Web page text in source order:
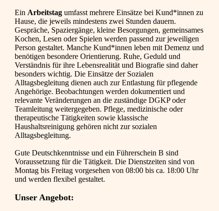
Ein Arbeitstag umfasst mehrere Einsätze bei Kund*innen zu
Hause, die jeweils mindestens zwei Stunden dauern.
Gespräche, Spaziergänge, kleine Besorgungen, gemeinsames
Kochen, Lesen oder Spielen werden passend zur jeweiligen
Person gestaltet. Manche Kund*innen leben mit Demenz und
benötigen besondere Orientierung. Ruhe, Geduld und
Verständnis für ihre Lebensrealität und Biografie sind daher
besonders wichtig. Die Einsätze der Sozialen
Alltagsbegleitung dienen auch zur Entlastung für pflegende
Angehörige. Beobachtungen werden dokumentiert und
relevante Veränderungen an die zuständige DGKP oder
Teamleitung weitergegeben. Pflege, medizinische oder
therapeutische Tätigkeiten sowie klassische
Haushaltsreinigung gehören nicht zur sozialen
Alltagsbegleitung.
Gute Deutschkenntnisse und ein Führerschein B sind
Voraussetzung für die Tätigkeit. Die Dienstzeiten sind von
Montag bis Freitag vorgesehen von 08:00 bis ca. 18:00 Uhr
und werden flexibel gestaltet.
Unser Angebot: